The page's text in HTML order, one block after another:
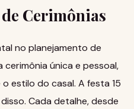
Cerimônias
no planejamento de
única e pessoal,
estilo do casal. A festa 15
Cada detalhe, desde